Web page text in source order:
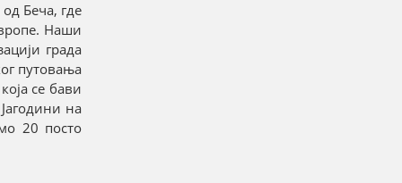
Беча, где
Наши
града
путовања
се бави
на
20 посто